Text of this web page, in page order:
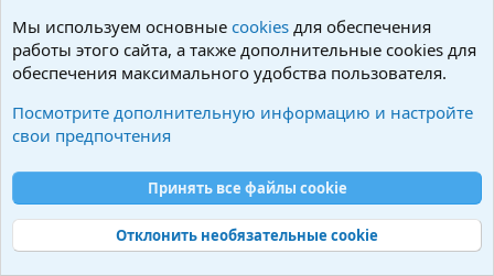
Мы используем основные cookies для обеспечения
работы этого сайта, а также дополнительные cookies для
обеспечения максимального удобства пользователя.
Посмотрите дополнительную информацию и настройте
свои предпочтения
Принять все файлы cookie
Отклонить необязательные cookie